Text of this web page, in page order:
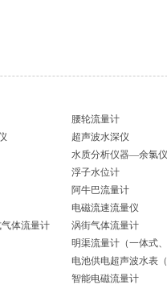
腰轮流量计
超声波水深仪
水质分析仪器—余氯仪
浮子水位计
阿牛巴流量计
电磁流速流量仪
体流量计
涡街气体流量计
明渠流量计（一体式、
电池供电超声波水表
智能电磁流量计